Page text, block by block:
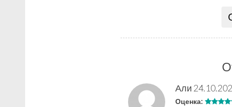
Али
Оценка: